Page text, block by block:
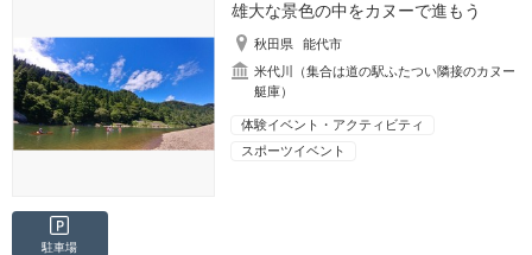
雄大な景色の中をカヌーで進もう
秋田県
能代市
米代川（集合は道の駅ふたつい隣接のカヌー
艇庫）
体験イベント・アクティビティ
スポーツイベント
駐車場